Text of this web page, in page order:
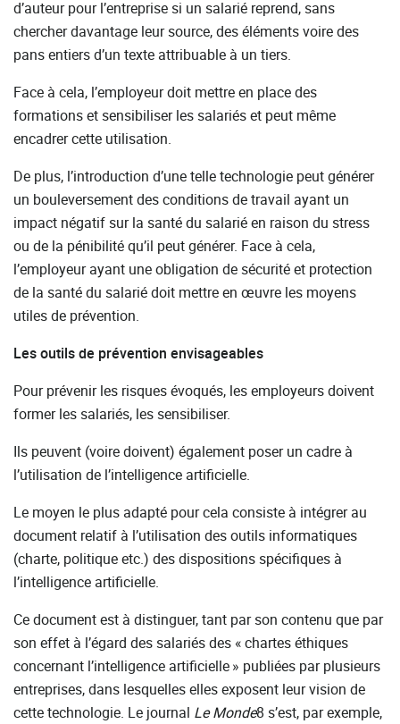
d’auteur pour l’entreprise si un salarié reprend, sans
chercher davantage leur source, des éléments voire des
pans entiers d’un texte attribuable à un tiers.
Face à cela, l’employeur doit mettre en place des
formations et sensibiliser les salariés et peut même
encadrer cette utilisation.
De plus, l’introduction d’une telle technologie peut générer
un bouleversement des conditions de travail ayant un
impact négatif sur la santé du salarié en raison du stress
ou de la pénibilité qu’il peut générer. Face à cela,
l’employeur ayant une obligation de sécurité et protection
de la santé du salarié doit mettre en œuvre les moyens
utiles de prévention.
Les outils de prévention envisageables
Pour prévenir les risques évoqués, les employeurs doivent
former les salariés, les sensibiliser.
Ils peuvent (voire doivent) également poser un cadre à
l’utilisation de l’intelligence artificielle.
Le moyen le plus adapté pour cela consiste à intégrer au
document relatif à l’utilisation des outils informatiques
(charte, politique etc.) des dispositions spécifiques à
l’intelligence artificielle.
Ce document est à distinguer, tant par son contenu que par
son effet à l’égard des salariés des « chartes éthiques
concernant l’intelligence artificielle » publiées par plusieurs
entreprises, dans lesquelles elles exposent leur vision de
cette technologie. Le journal Le Monde8 s’est, par exemple,